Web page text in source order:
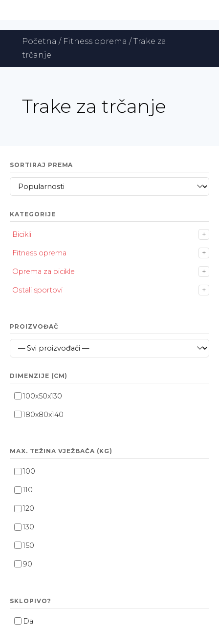
Početna / Fitness oprema / Trake za
trčanje
Trake za trčanje
SORTIRAJ PREMA
KATEGORIJE
Bicikli +
Fitness oprema +
Oprema za bicikle +
Ostali sportovi +
PROIZVOĐAČ
DIMENZIJE (CM)
100x50x130
180x80x140
MAX. TEŽINA VJEŽBAČA (KG)
100
110
120
130
150
90
SKLOPIVO?
Da